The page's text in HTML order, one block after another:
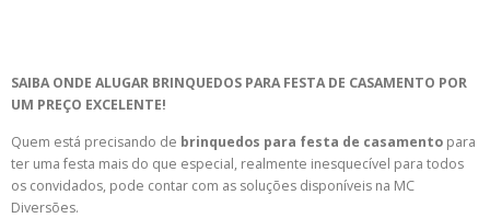
SAIBA ONDE ALUGAR BRINQUEDOS PARA FESTA DE CASAMENTO POR
UM PREÇO EXCELENTE!
Quem está precisando de brinquedos para festa de casamento para
ter uma festa mais do que especial, realmente inesquecível para todos
os convidados, pode contar com as soluções disponíveis na MC
Diversões.